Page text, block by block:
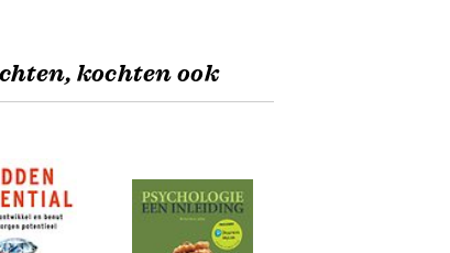
kochten ook